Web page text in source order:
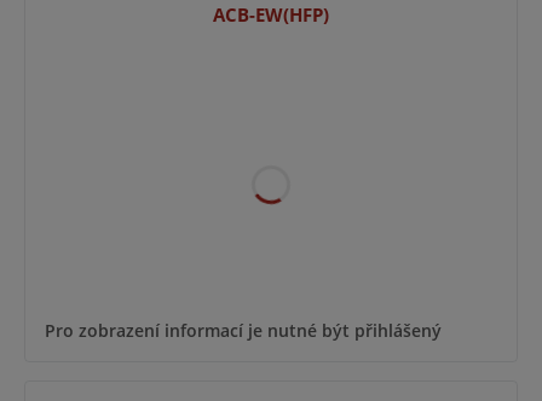
ACB-EW(HFP)
Pro zobrazení informací je nutné být přihlášený